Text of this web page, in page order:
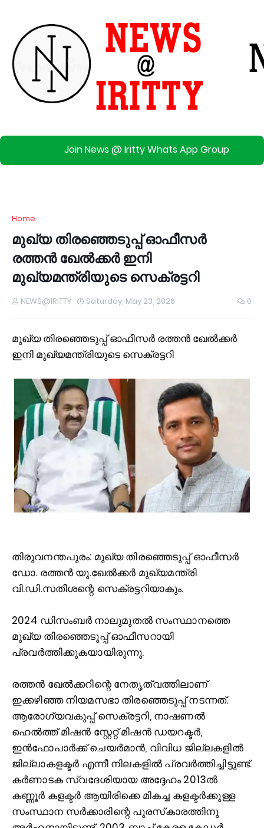
Join News @ Iritty Whats App Group
Home
മുഖ്യ തിരഞ്ഞെടുപ്പ് ഓഫീസര്‍
രത്തൻ ഖേല്‍ക്കര്‍ ഇനി
മുഖ്യമന്ത്രിയുടെ സെക്രട്ടറി
NEWS@IRITTY Saturday, May 23, 2026 0
മുഖ്യ തിരഞ്ഞെടുപ്പ് ഓഫീസര്‍ രത്തൻ ഖേല്‍ക്കര്‍
ഇനി മുഖ്യമന്ത്രിയുടെ സെക്രട്ടറി
തിരുവനന്തപുരം: മുഖ്യ തിരഞ്ഞെടുപ്പ് ഓഫീസർ
ഡോ. രത്തൻ യു.ഖേല്‍ക്കർ മുഖ്യമന്ത്രി
വി.ഡി.സതീശന്റെ സെക്രട്ടറിയാകും.
2024 ഡിസംബർ നാലുമുതല്‍ സംസ്ഥാനത്തെ
മുഖ്യ തിരഞ്ഞെടുപ്പ് ഓഫീസറായി
പ്രവർത്തിക്കുകയായിരുന്നു.
രത്തൻ ഖേല്‍ക്കറിന്റെ നേതൃത്വത്തിലാണ്
ഇക്കഴിഞ്ഞ നിയമസഭാ തിരഞ്ഞെടുപ്പ് നടന്നത്.
ആരോഗ്യവകുപ്പ് സെക്രട്ടറി, നാഷണല്‍
ഹെല്‍ത്ത് മിഷൻ സ്റ്റേറ്റ് മിഷൻ ഡയറക്ടർ,
ഇൻഫോപാർക്ക് ചെയർമാൻ, വിവിധ ജില്ലകളില്‍
ജില്ലാകളക്ടർ എന്നീ നിലകളില്‍ പ്രവർത്തിച്ചിട്ടുണ്ട്.
കർണാടക സ്വദേശിയായ അദ്ദേഹം 2013ല്‍
കണ്ണൂർ കളക്ടർ ആയിരിക്കെ മികച്ച കളക്ടർക്കുള്ള
സംസ്ഥാന സർക്കാരിന്റെ പുരസ്‌കാരത്തിനു